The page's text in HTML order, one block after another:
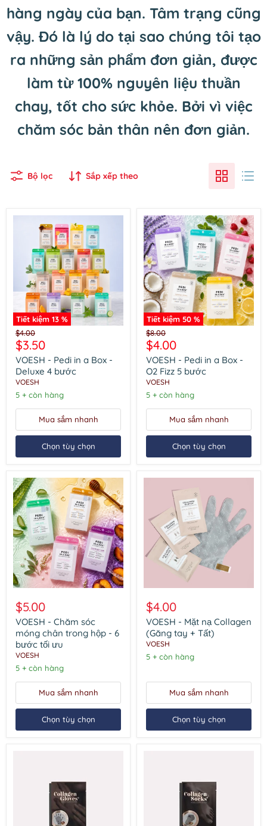
hàng ngày của bạn. Tâm trạng cũng
vậy. Đó là lý do tại sao chúng tôi tạo
ra những sản phẩm đơn giản, được
làm từ 100% nguyên liệu thuần
chay, tốt cho sức khỏe. Bởi vì việc
chăm sóc bản thân nên đơn giản.
Bộ lọc Sắp xếp theo
Tiết kiệm 13 %
VOESH
Pedi
in
a
Box
Deluxe
4
Giá
gốc
$4.00
Giá
hiện
tại
$3.50
VOESH - Pedi in a Box -
Deluxe 4 bước
VOESH
5 + còn hàng
Mua sắm nhanh
Chọn tùy chọn
Tiết kiệm 50 %
VOESH
Pedi
in
a
Box
O2
Fizz
Giá
gốc
$8.00
Giá
hiện
tại
$4.00
VOESH - Pedi in a Box -
O2 Fizz 5 bước
VOESH
5 + còn hàng
Mua sắm nhanh
Chọn tùy chọn
Chăm
sóc
móng
chân
trong
hộp
ưu
$5.00
VOESH - Chăm sóc
móng chân trong hộp - 6
bước tối ưu
VOESH
5 + còn hàng
Mua sắm nhanh
Chọn tùy chọn
Mặt
nạ
Collagen
(Găng
tay
+
$4.00
VOESH - Mặt nạ Collagen
(Găng tay + Tất)
VOESH
5 + còn hàng
Mua sắm nhanh
Chọn tùy chọn